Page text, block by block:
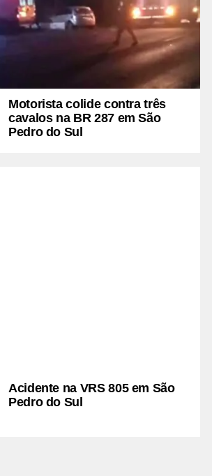
Motorista colide contra três
cavalos na BR 287 em São
Pedro do Sul
Acidente na VRS 805 em São
Pedro do Sul